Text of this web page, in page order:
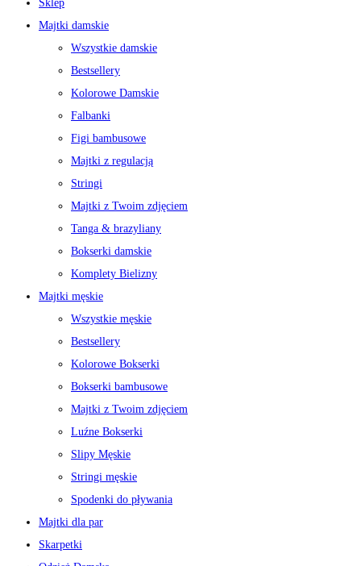
Sklep
Majtki damskie
Wszystkie damskie
Bestsellery
Kolorowe Damskie
Falbanki
Figi bambusowe
Majtki z regulacją
Stringi
Majtki z Twoim zdjęciem
Tanga & brazyliany
Bokserki damskie
Komplety Bielizny
Majtki męskie
Wszystkie męskie
Bestsellery
Kolorowe Bokserki
Bokserki bambusowe
Majtki z Twoim zdjęciem
Luźne Bokserki
Slipy Męskie
Stringi męskie
Spodenki do pływania
Majtki dla par
Skarpetki